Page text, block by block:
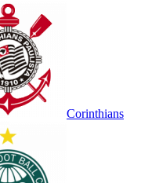
Corinthians